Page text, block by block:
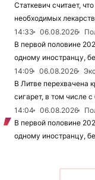
Статкевич считает,
необходимых
14:33
06.08.2026
В первой половине
одному иностранцу,
14:09
06.08.2026
В Литве перехвачена
сигарет, в том числе
14:04
06.08.2026
В первой половине
одному иностранцу,